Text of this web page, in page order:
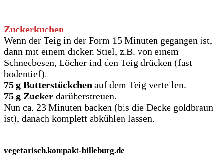
Zuckerkuchen
Wenn der Teig in der Form 15 Minuten gegangen ist,
dann mit einem dicken Stiel, z.B. von einem
Schneebesen, Löcher ind den Teig drücken (fast
bodentief).
75 g Butterstückchen auf dem Teig verteilen.
75 g Zucker darüberstreuen.
Nun ca. 23 Minuten backen (bis die Decke goldbraun
ist), danach komplett abkühlen lassen.
vegetarisch.kompakt-billeburg.de